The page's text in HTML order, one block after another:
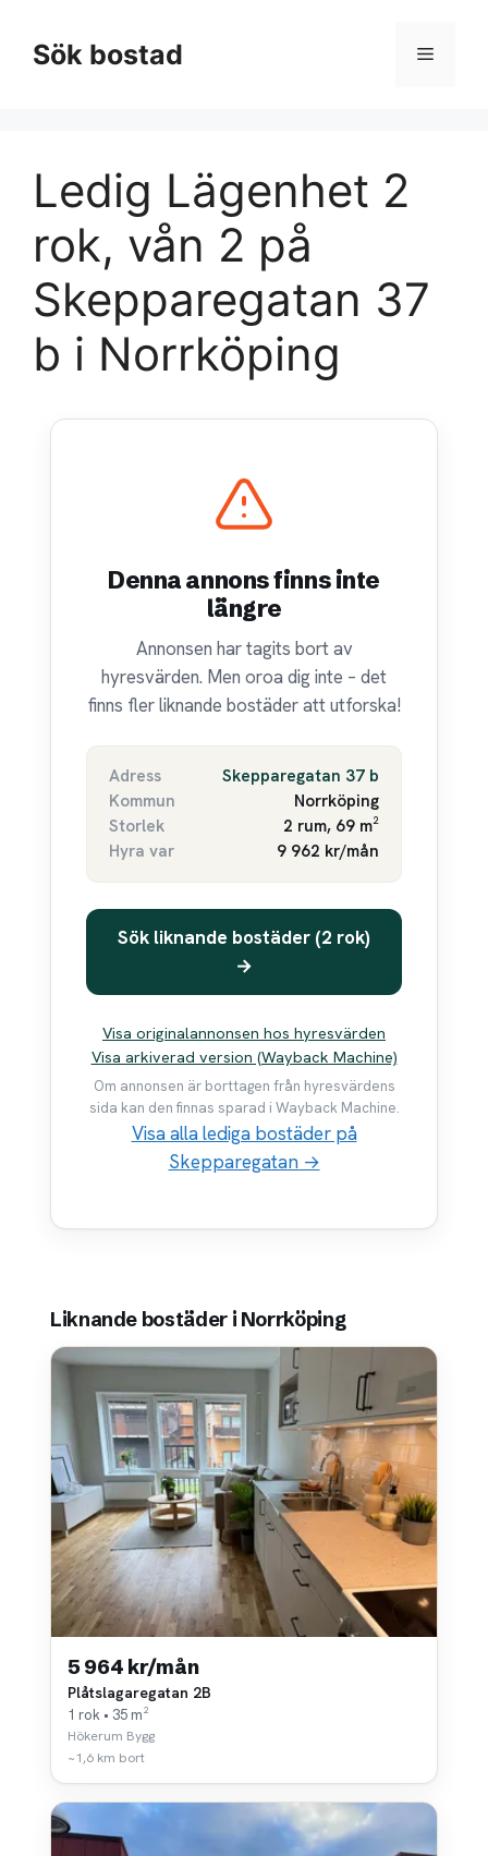
innehållSök bostad Meny
Ledig Lägenhet 2
rok, vån 2 på
Skepparegatan 37
b i Norrköping
Denna annons finns inte
längre
Annonsen har tagits bort av
hyresvärden. Men oroa dig inte – det
finns fler liknande bostäder att utforska!
Adress
Skepparegatan 37 b
Kommun
Norrköping
Storlek
2 rum, 69 m²
Hyra var
9 962 kr/mån
Sök liknande bostäder (2 rok)
→
Visa originalannonsen hos hyresvärden
Visa arkiverad version (Wayback Machine)
Om annonsen är borttagen från hyresvärdens
sida kan den finnas sparad i Wayback Machine.
Visa alla lediga bostäder på
Skepparegatan →
Liknande bostäder i Norrköping
5 964 kr/mån
Plåtslagaregatan 2B
1 rok • 35 m²
Hökerum Bygg
~1,6 km bort